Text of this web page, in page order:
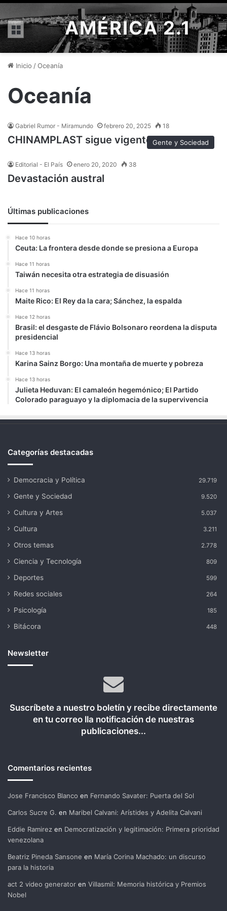
Menú AMÉRICA 2.1
Inicio /Oceanía
Oceanía
Gabriel Rumor - Miramundo febrero 20, 2025 18
CHINAMPLAST sigue vigenteGente y Sociedad
Editorial - El País enero 20, 2020 38
Devastación austral
Últimas publicaciones
Hace 10 horas
Ceuta: La frontera desde donde se presiona a Europa
Hace 11 horas
Taiwán necesita otra estrategia de disuasión
Hace 11 horas
Maite Rico: El Rey da la cara; Sánchez, la espalda
Hace 12 horas
Brasil: el desgaste de Flávio Bolsonaro reordena la disputa
presidencial
Hace 13 horas
Karina Sainz Borgo: Una montaña de muerte y pobreza
Hace 13 horas
Julieta Heduvan: El camaleón hegemónico; El Partido
Colorado paraguayo y la diplomacia de la supervivencia
Categorías destacadas
Democracia y Política 29.719
Gente y Sociedad 9.520
Cultura y Artes 5.037
Cultura 3.211
Otros temas 2.778
Ciencia y Tecnología 809
Deportes 599
Redes sociales 264
Psicología 185
Bitácora 448
Newsletter
Suscríbete a nuestro boletín y recibe directamente
en tu correo lla notificación de nuestras
publicaciones...
Comentarios recientes
Jose Francisco Blanco en Fernando Savater: Puerta del Sol
Carlos Sucre G. en Maribel Calvani: Arístides y Adelita Calvani
Eddie Ramirez en Democratización y legitimación: Primera prioridad
venezolana
Beatriz Pineda Sansone en María Corina Machado: un discurso
para la historia
act 2 video generator en Villasmil: Memoria histórica y Premios
Nobel